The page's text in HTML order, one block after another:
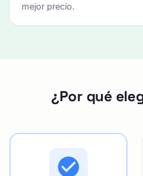
mejor precio.
¿Por qué